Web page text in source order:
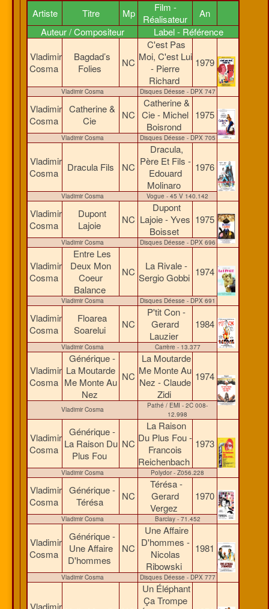
Artiste Titre Mp
Film -
Réalisateur
An
Auteur / Compositeur
Label - Référence
Vladimir
Cosma
Bagdad’s
Folies
NC
C'est Pas
Moi, C'est Lui
- Pierre
Richard
1979
Vladimir Cosma Disques Déesse - DPX 747
Vladimir
Cosma
Catherine &
Cie
NC
Catherine &
Cie - Michel
Boisrond
1975
Vladimir Cosma Disques Déesse - DPX 705
Vladimir
Cosma
Dracula Fils NC
Dracula,
Père Et Fils -
Edouard
Molinaro
1976
Vladimir Cosma Vogue - 45 V 140.142
Vladimir
Cosma
Dupont
Lajoie
NC
Dupont
Lajoie - Yves
Boisset
1975
Vladimir Cosma Disques Déesse - DPX 696
Vladimir
Cosma
Entre Les
Deux Mon
Coeur
Balance
NC
La Rivale -
Sergio Gobbi 1974
Vladimir Cosma Disques Déesse - DPX 691
Vladimir
Cosma
Floarea
Soarelui
NC
P'tit Con -
Gerard
Lauzier
1984
Vladimir Cosma Carrère - 13.377
Vladimir
Cosma
Générique -
La Moutarde
Me Monte Au
Nez
NC
La Moutarde
Me Monte Au
Nez - Claude
Zidi
1974
Vladimir Cosma
Pathé / EMI - 2C 008-
12.998
Vladimir
Cosma
Générique -
La Raison Du
Plus Fou
NC
La Raison
Du Plus Fou -
Francois
Reichenbach
1973
Vladimir Cosma Polydor - Z056.228
Vladimir
Cosma
Générique -
Térésa
NC
Térésa -
Gerard
Vergez
1970
Vladimir Cosma Barclay - 71.452
Vladimir
Cosma
Générique -
Une Affaire
D'hommes
NC
Une Affaire
D'hommes -
Nicolas
Ribowski
1981
Vladimir Cosma Disques Déesse - DPX 777
Vladimir
Un Éléphant
Ça Trompe